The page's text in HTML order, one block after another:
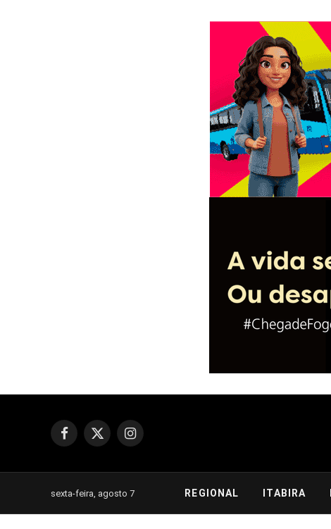
Facebook
X
Instagram
sexta-feira, agosto 7 REGIONAL ITABIRA